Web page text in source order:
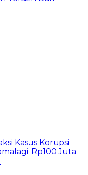
Kasus Korupsi
Rp100 Juta